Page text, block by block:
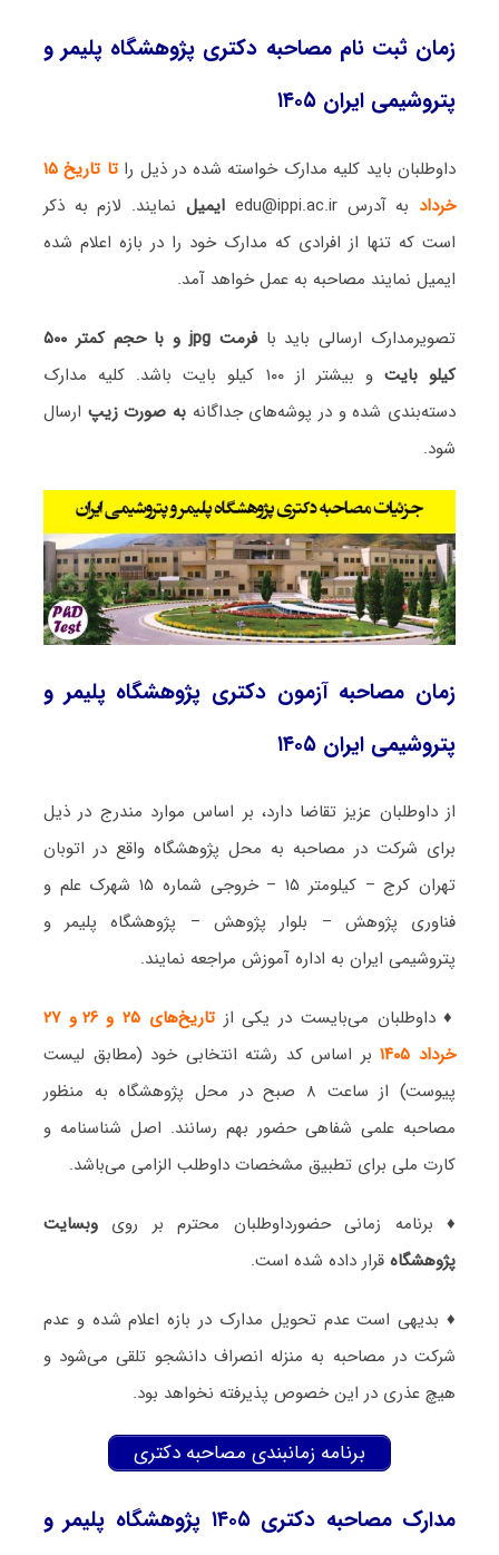
زمان ثبت نام مصاحبه دکتری پژوهشگاه پلیمر و
پتروشیمی ایران ۱۴۰۵
داوطلبان باید کلیه مدارک خواسته شده در ذیل را
تا تاریخ ۱۵
خرداد به آدرس edu@ippi.ac.ir ایمیل نمایند. لازم به ذکر
است که تنها از افرادی که مدارک خود را در بازه اعلام شده
ایمیل نمایند مصاحبه به عمل خواهد آمد.
تصویرمدارک ارسالی باید با
فرمت jpg و با حجم کمتر ۵۰۰
کیلو بایت
و بیشتر از ۱۰۰ کیلو بایت باشد. کلیه مدارک
دسته‌بندی شده و در پوشه‌های جداگانه به صورت زیپ ارسال
شود.
زمان مصاحبه آزمون دکتری پژوهشگاه پلیمر و
پتروشیمی ایران ۱۴۰۵
از داوطلبان عزیز تقاضا دارد، بر اساس موارد مندرج در ذیل
برای شرکت در مصاحبه به محل پژوهشگاه واقع در اتوبان
تهران کرج – کیلومتر ۱۵ – خروجی شماره ۱۵ شهرک علم و
فناوری پژوهش – بلوار پژوهش – پژوهشگاه پلیمر و
پتروشیمی ایران به اداره آموزش مراجعه نمایند.
♦ داوطلبان می‌بایست در یکی از
تاریخ‌های ۲۵ و ۲۶ و ۲۷
خرداد ۱۴۰۵
بر اساس کد رشته انتخابی خود (مطابق لیست
پیوست) از ساعت ۸ صبح در محل پژوهشگاه به منظور
مصاحبه علمی شفاهی حضور بهم رسانند. اصل شناسنامه و
کارت ملی برای تطبیق مشخصات داوطلب الزامی می‌باشد.
♦ برنامه زمانی حضورداوطلبان محترم بر رویوبسایت
پژوهشگاهقرار داده شده است.
♦ بدیهی است‌ عدم تحویل مدارک در بازه اعلام شده و عدم
شرکت در مصاحبه به منزله انصراف دانشجو تلقی می‌شود و
هیچ عذری در این خصوص پذیرفته نخواهد بود.
برنامه زمانبندی مصاحبه دکتری
مدارک مصاحبه دکتری ۱۴۰۵ پژوهشگاه پلیمر و